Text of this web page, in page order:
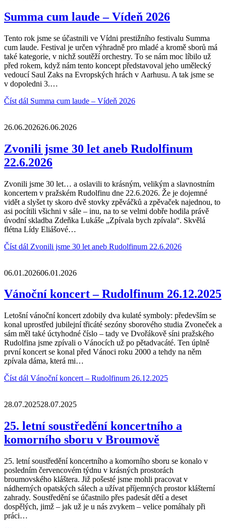
Summa cum laude – Vídeň 2026
Tento rok jsme se účastnili ve Vídni prestižního festivalu Summa
cum laude. Festival je určen výhradně pro mladé a kromě sborů má
také kategorie, v nichž soutěží orchestry. To se nám moc líbilo už
před rokem, když nám tento koncept představoval jeho umělecký
vedoucí Saul Zaks na Evropských hrách v Aarhusu. A tak jsme se
v dopoledni 3.…
Číst dál Summa cum laude – Vídeň 2026
26.06.202626.06.2026
Zvonili jsme 30 let aneb Rudolfinum
22.6.2026
Zvonili jsme 30 let… a oslavili to krásným, velikým a slavnostním
koncertem v pražském Rudolfinu dne 22.6.2026. Že je dojemné
vidět a slyšet ty skoro dvě stovky zpěváčků a zpěvaček najednou, to
asi pocítili všichni v sále – inu, na to se velmi dobře hodila právě
úvodní skladba Zdeňka Lukáše „Zpívala bych zpívala“. Skvělá
flétna Lídy Eliášové…
Číst dál Zvonili jsme 30 let aneb Rudolfinum 22.6.2026
06.01.202606.01.2026
Vánoční koncert – Rudolfinum 26.12.2025
Letošní vánoční koncert zdobily dva kulaté symboly: především se
konal uprostřed jubilejní třicáté sezóny sborového studia Zvoneček a
sám měl také úctyhodné číslo – tady ve Dvořákově síni pražského
Rudolfina jsme zpívali o Vánocích už po pětadvacáté. Ten úplně
první koncert se konal před Vánoci roku 2000 a tehdy na něm
zpívala dáma, která mi…
Číst dál Vánoční koncert – Rudolfinum 26.12.2025
28.07.202528.07.2025
25. letní soustředění koncertního a
komorního sboru v Broumově
25. letní soustředění koncertního a komorního sboru se konalo v
posledním červencovém týdnu v krásných prostorách
broumovského kláštera. Již pošesté jsme mohli pracovat v
nádherných opatských sálech a užívat příjemných prostor klášterní
zahrady. Soustředění se účastnilo přes padesát dětí a deset
dospělých, jimž – jak už je u nás zvykem – velice pomáhaly při
práci…